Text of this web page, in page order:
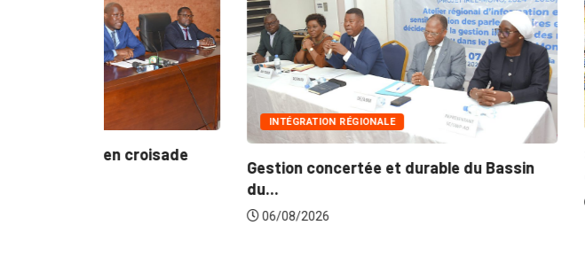
INTÉGRATION RÉGIONALE
Gestion concertée et durable du Bassin
INNONDATIONS
Suite aux
gouvernement